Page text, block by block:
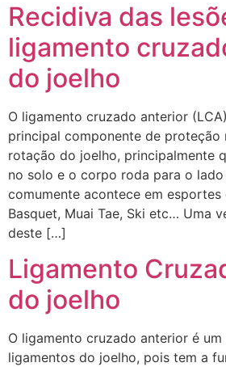
Recidiva das
ligamento
do joelho
O ligamento cruzado anterior
principal componente de proteção
rotação do joelho, principalmente
no solo e o corpo roda para o
comumente acontece em esportes
Basquet, Muai Tae, Ski etc… Uma
deste […]
Ligamento
do joelho
O ligamento cruzado anterior é
ligamentos do joelho, pois tem a